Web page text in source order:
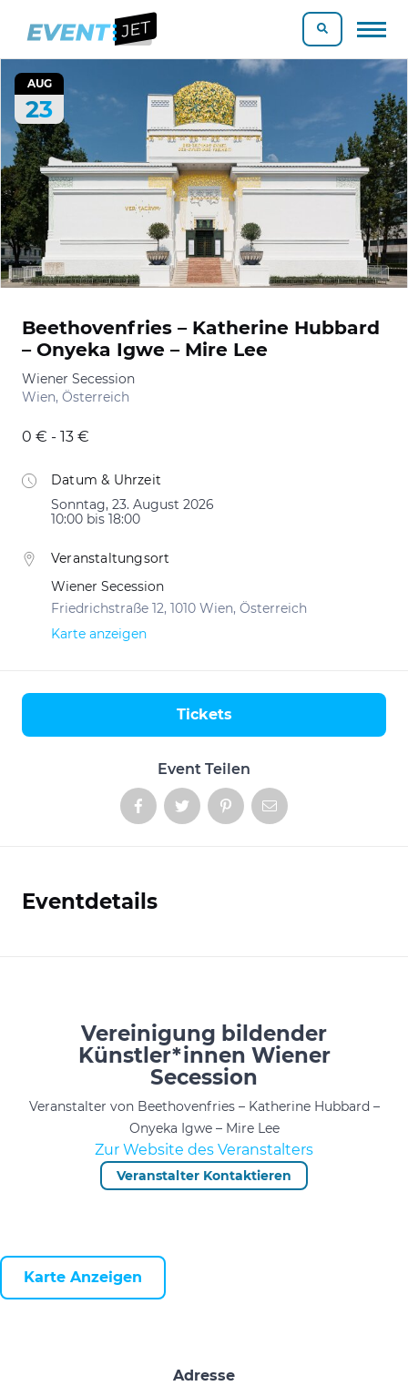
AUG
23
Beethovenfries – Katherine Hubbard
– Onyeka Igwe – Mire Lee
Wiener Secession
Wien, Österreich
0 € - 13 €
Datum & Uhrzeit
Sonntag, 23. August 2026
10:00 bis 18:00
Veranstaltungsort
Wiener Secession
Friedrichstraße 12, 1010 Wien, Österreich
Karte anzeigen
Event Teilen
Tickets
Eventdetails
Vereinigung bildender
Künstler*innen Wiener
Secession
Veranstalter von Beethovenfries – Katherine Hubbard –
Onyeka Igwe – Mire Lee
Zur Website des Veranstalters
Veranstalter Kontaktieren
Karte Anzeigen
Adresse